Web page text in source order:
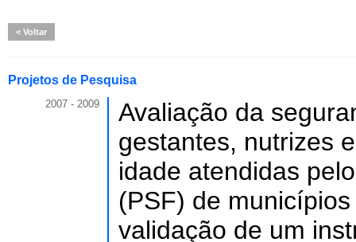
Voltar
Projetos de Pesquisa
2007 - 2009
Avaliação da
gestantes, nutrizes
idade atendidas
(PSF) de
validação de um